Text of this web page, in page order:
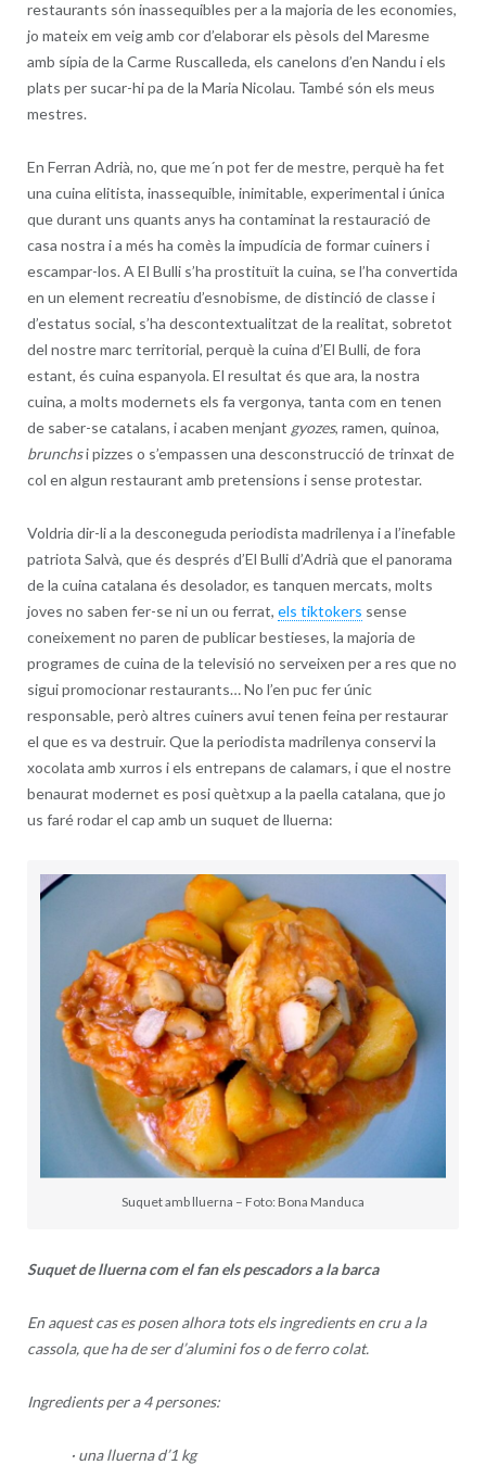
restaurants són inassequibles per a la majoria de les economies,
jo mateix em veig amb cor d’elaborar els pèsols del Maresme
amb sípia de la Carme Ruscalleda, els canelons d’en Nandu i els
plats per sucar-hi pa de la Maria Nicolau. També són els meus
mestres.
En Ferran Adrià, no, que me´n pot fer de mestre, perquè ha fet
una cuina elitista, inassequible, inimitable, experimental i única
que durant uns quants anys ha contaminat la restauració de
casa nostra i a més ha comès la impudícia de formar cuiners i
escampar-los. A El Bulli s’ha prostituït la cuina, se l’ha convertida
en un element recreatiu d’esnobisme, de distinció de classe i
d’estatus social, s’ha descontextualitzat de la realitat, sobretot
del nostre marc territorial, perquè la cuina d’El Bulli, de fora
estant, és cuina espanyola. El resultat és que ara, la nostra
cuina, a molts modernets els fa vergonya, tanta com en tenen
de saber-se catalans, i acaben menjant gyozes, ramen, quinoa,
brunchsi pizzes o s’empassen una desconstrucció de trinxat de
col en algun restaurant amb pretensions i sense protestar.
Voldria dir-li a la desconeguda periodista madrilenya i a l’inefable
patriota Salvà, que és després d’El Bulli d’Adrià que el panorama
de la cuina catalana és desolador, es tanquen mercats, molts
joves no saben fer-se ni un ou ferrat, els tiktokers sense
coneixement no paren de publicar bestieses, la majoria de
programes de cuina de la televisió no serveixen per a res que no
sigui promocionar restaurants… No l’en puc fer únic
responsable, però altres cuiners avui tenen feina per restaurar
el que es va destruir. Que la periodista madrilenya conservi la
xocolata amb xurros i els entrepans de calamars, i que el nostre
benaurat modernet es posi quètxup a la paella catalana, que jo
us faré rodar el cap amb un suquet de lluerna:
Suquet amb lluerna – Foto: Bona Manduca
Suquet de lluerna com el fan els pescadors a la barca
En aquest cas es posen alhora tots els ingredients en cru a la
cassola, que ha de ser d’alumini fos o de ferro colat.
Ingredients per a 4 persones:
· una lluerna d’1 kg